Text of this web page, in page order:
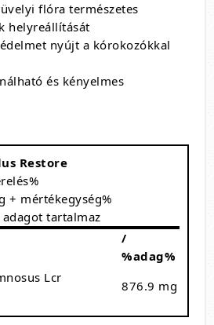
flóra természetes
helyreállítását
nyújt a kórokozókkal
és kényelmes
Restore
+ mértékegység%
adagot tartalmaz
/
%adag%
Lcr
876.9 mg